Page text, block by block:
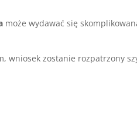
może wydawać się
wniosek zostanie rozpatrzony